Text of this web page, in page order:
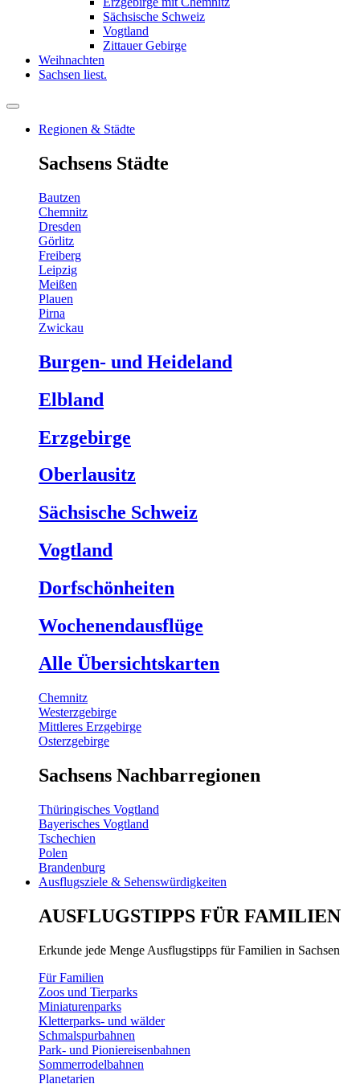
Sächsische Schweiz
Vogtland
Zittauer Gebirge
Weihnachten
Sachsen liest.
Regionen & Städte
Sachsens Städte
Bautzen
Chemnitz
Dresden
Görlitz
Freiberg
Leipzig
Meißen
Plauen
Pirna
Zwickau
Burgen- und Heideland
Elbland
Erzgebirge
Oberlausitz
Sächsische Schweiz
Vogtland
Dorfschönheiten
Wochenendausflüge
Alle Übersichtskarten
Chemnitz
Westerzgebirge
Mittleres Erzgebirge
Osterzgebirge
Sachsens Nachbarregionen
Thüringisches Vogtland
Bayerisches Vogtland
Tschechien
Polen
Brandenburg
Ausflugsziele & Sehenswürdigkeiten
AUSFLUGSTIPPS FÜR FAMILIEN
Erkunde jede Menge Ausflugstipps für Familien in Sachsen
Für Familien
Zoos und Tierparks
Miniaturenparks
Kletterparks- und wälder
Schmalspurbahnen
Park- und Pioniereisenbahnen
Sommerrodelbahnen
Planetarien